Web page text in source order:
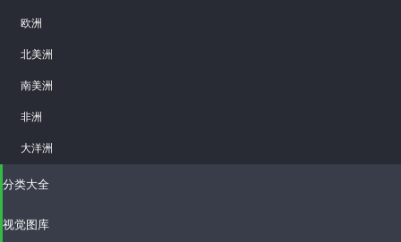
欧洲
北美洲
南美洲
非洲
大洋洲
分类大全
视觉图库